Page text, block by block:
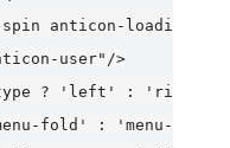
anticon-
user"/>
{{type ? 'left' :
fold' : 'menu-